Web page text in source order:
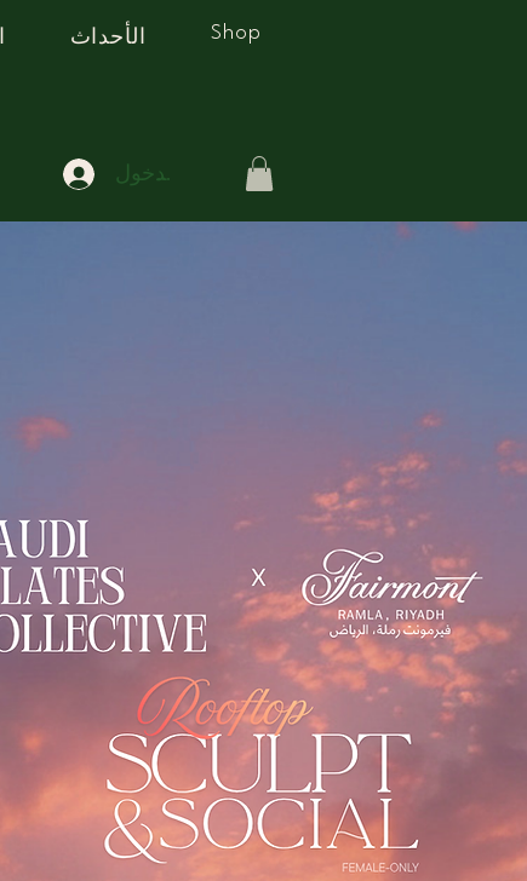
الأحداث Shop
تسجيل الدخول